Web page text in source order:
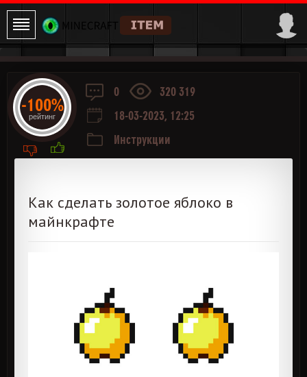
0
320 319
18-03-2023, 12:25
Инструкции
Как сделать золотое яблоко в
майнкрафте
-100%
рейтинг